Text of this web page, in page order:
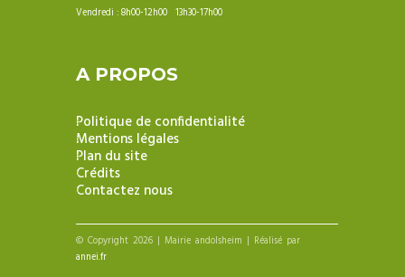
Vendredi : 8h00-12h00 13h30-17h00
A PROPOS
Politique de confidentialité
Mentions légales
Plan du site
Crédits
Contactez nous
© Copyright 2026 | Mairie andolsheim | Réalisé par
annei.fr